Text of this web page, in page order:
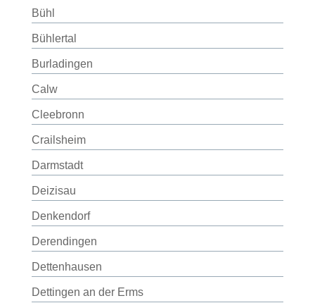
Bühl
Bühlertal
Burladingen
Calw
Cleebronn
Crailsheim
Darmstadt
Deizisau
Denkendorf
Derendingen
Dettenhausen
Dettingen an der Erms